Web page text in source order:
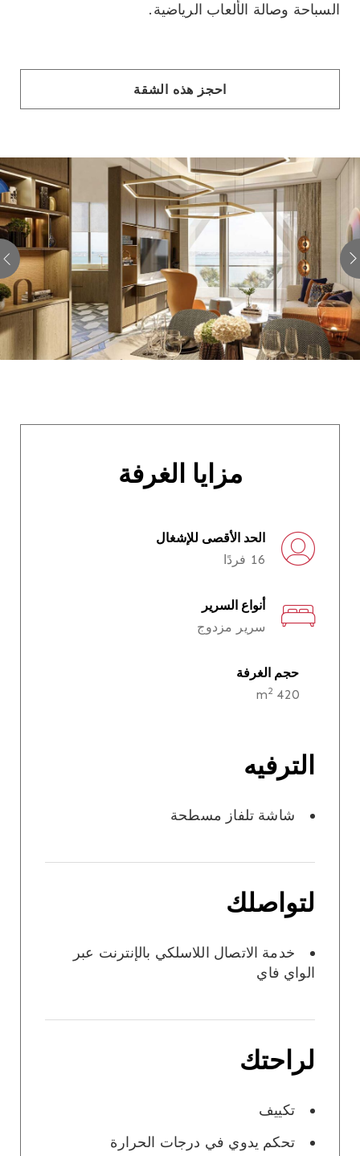
السباحة وصالة الألعاب الرياضية.
احجز هذه الشقة
مزايا الغرفة
الحد الأقصى للإشغال
16 فردًا
أنواع السرير
سرير مزدوج
حجم الغرفة
420 m
2
الترفيه
شاشة تلفاز مسطحة
لتواصلك
خدمة الاتصال اللاسلكي بالإنترنت عبر
الواي فاي
لراحتك
تكييف
تحكم يدوي في درجات الحرارة